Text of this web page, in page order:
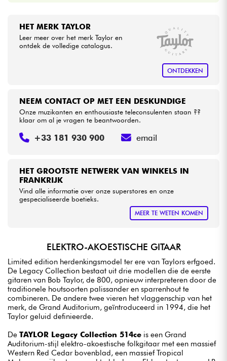
HET MERK TAYLOR
Leer meer over het merk Taylor en
ontdek de volledige catalogus.
ONTDEKKEN
HET GROOTSTE NETWERK VAN WINKELS IN
FRANKRIJK
Vind alle informatie over onze superstores en onze
gespecialiseerde boetieks.
MEER TE WETEN KOMEN
NEEM CONTACT OP MET EEN DESKUNDIGE
Onze muzikanten en enthousiaste teleconsulenten staan ??
klaar om al je vragen te beantwoorden.
+33 181 930 900 email
ELEKTRO-AKOESTISCHE GITAAR
Limited edition herdenkingsmodel ter ere van Taylors erfgoed.
De Legacy Collection bestaat uit drie modellen die de eerste
gitaren van Bob Taylor, de 800, opnieuw interpreteren door de
traditionele houtsoorten palissander en sparrenhout te
combineren. De andere twee vieren het vlaggenschip van het
merk, de Grand Auditorium, geïntroduceerd in 1994, die het
Taylor geluid definieerde.
De TAYLOR Legacy Collection 514ce is een Grand
Auditorium-stijl elektro-akoestische folkgitaar met een massief
Western Red Cedar bovenblad, een massief Tropical